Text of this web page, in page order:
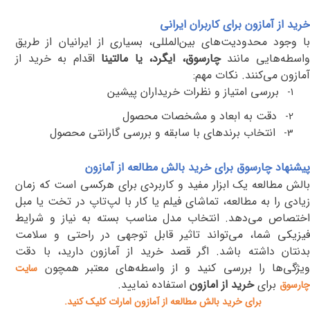
خرید از آمازون برای کاربران ایرانی
با وجود محدودیت‌های بین‌المللی، بسیاری از ایرانیان از طریق
واسطه‌هایی مانندچارسوق، ایگرد، یا مالتینا اقدام به خرید از
آمازون می‌کنند. نکات مهم:
1- بررسی امتیاز و نظرات خریداران پیشین
2- دقت به ابعاد و مشخصات محصول
3-
انتخاب برندهای با سابقه و بررسی گارانتی محصول
پیشنهاد چارسوق برای خرید بالش مطالعه از آمازون
بالش مطالعه یک ابزار مفید و کاربردی برای هرکسی است که زمان
زیادی را به مطالعه، تماشای فیلم یا کار با لپ‌تاپ در تخت یا مبل
اختصاص می‌دهد. انتخاب مدل مناسب بسته به نیاز و شرایط
فیزیکی شما، می‌تواند تاثیر قابل توجهی در راحتی و سلامت
بدنتان داشته باشد. اگر قصد خرید از آمازون دارید، با دقت
ویژگی‌ها را بررسی کنید و از واسطه‌های معتبر همچون سایت
چارسوق برایخرید از امازون استفاده نمایید.
برای خرید بالش مطالعه از آمازون امارات کلیک کنید.